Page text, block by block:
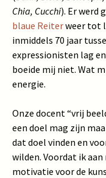
Chia, Cucchi). Er werd
blaue Reiterweer tot
inmiddels 70 jaar
expressionisten lag
boeide mij niet. Wat
energie.
Onze docent “vrij
een doel mag zijn
dat doel vinden en
wilden. Voordat ik
motivatie voor de